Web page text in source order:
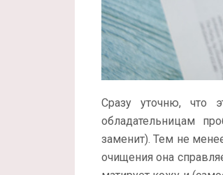
Сразу уточню, что
обладательницам
заменит). Тем не
очищения она